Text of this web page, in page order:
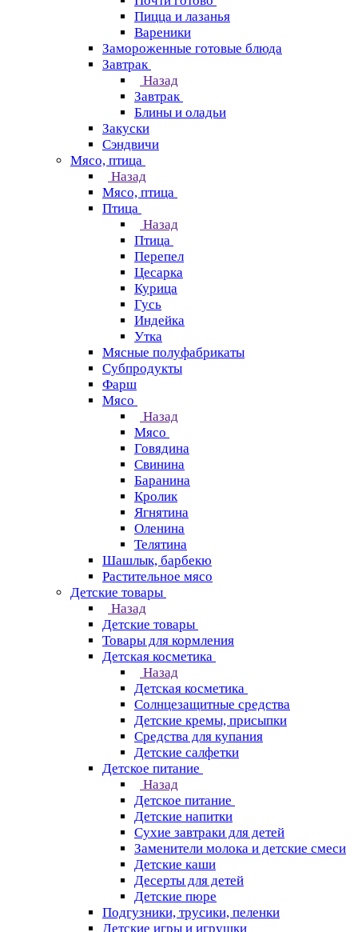
Пицца и лазанья
Вареники
Замороженные готовые блюда
Завтрак
Назад
Завтрак
Блины и оладьи
Закуски
Сэндвичи
Мясо, птица
Назад
Мясо, птица
Птица
Назад
Птица
Перепел
Цесарка
Курица
Гусь
Индейка
Утка
Мясные полуфабрикаты
Субпродукты
Фарш
Мясо
Назад
Мясо
Говядина
Свинина
Баранина
Кролик
Ягнятина
Оленина
Телятина
Шашлык, барбекю
Растительное мясо
Детские товары
Назад
Детские товары
Товары для кормления
Детская косметика
Назад
Детская косметика
Солнцезащитные средства
Детские кремы, присыпки
Средства для купания
Детские салфетки
Детское питание
Назад
Детское питание
Детские напитки
Сухие завтраки для детей
Заменители молока и детские смеси
Детские каши
Десерты для детей
Детские пюре
Подгузники, трусики, пеленки
Детские игры и игрушки